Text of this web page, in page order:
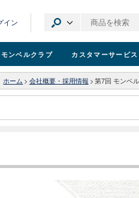
イン
モンベルクラブ カスタマーサービス
ホーム > 会社概要・採用情報 > 第7回 モンベ